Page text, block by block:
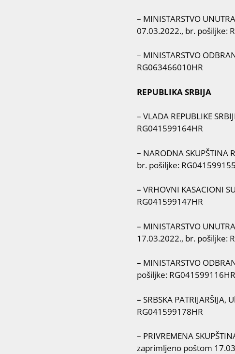
– MINISTARSTVO
07.03.2022., br. pošiljke:
– MINISTARSTVO
RG063466010HR
REPUBLIKA SRBIJA
– VLADA REPUBLIKE
RG041599164HR
– NARODNA SKUPŠTINA
br. pošiljke:
– VRHOVNI KASACIONI
RG041599147HR
– MINISTARSTVO
17.03.2022., br. pošiljke:
– MINISTARSTVO
pošiljke: RG041599116HR
– SRBSKA
RG041599178HR
– PRIVREMENA
zaprimljeno poštom